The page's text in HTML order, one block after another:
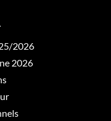
2026
2026